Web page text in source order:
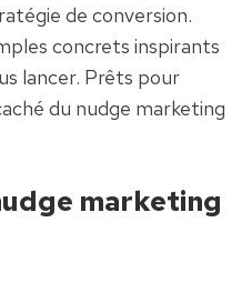
de conversion.
concrets inspirants
lancer. Prêts pour
du nudge marketing
marketing